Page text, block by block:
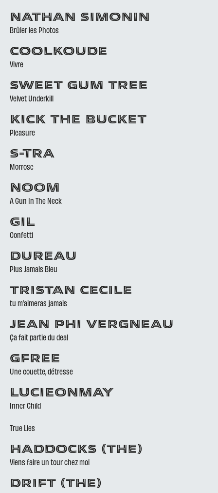
NATHAN SIMONIN
Brûler les Photos
COOLKOUDE
Vivre
SWEET GUM TREE
Velvet Underkill
KICK THE BUCKET
Pleasure
S-TRA
Morrose
NOOM
A Gun In The Neck
GIL
Confetti
DUREAU
Plus Jamais Bleu
TRISTAN CECILE
tu m’aimeras jamais
JEAN PHI VERGNEAU
Ça fait partie du deal
GFREE
Une couette, détresse
LUCIEONMAY
Inner Child
True Lies
HADDOCKS (THE)
Viens faire un tour chez moi
DRIFT (THE)